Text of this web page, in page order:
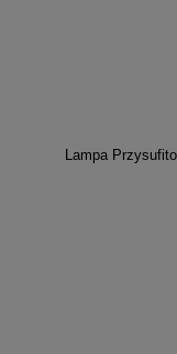
Lampa